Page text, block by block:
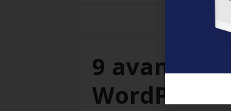
9 avantaje
WordPress